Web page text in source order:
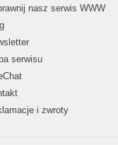
nasz serwis WWW
serwisu
i zwroty